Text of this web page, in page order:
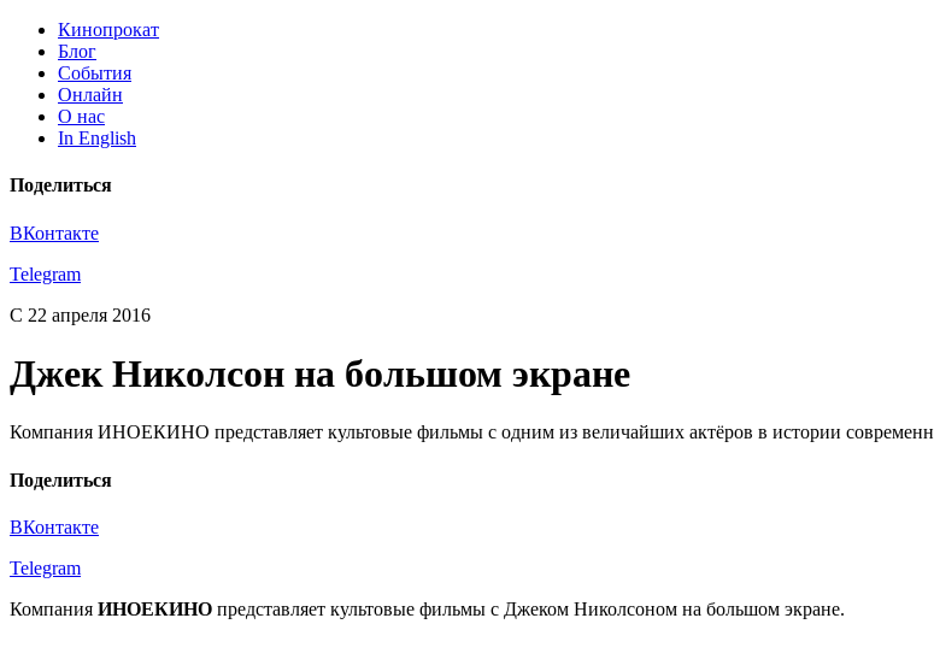
Кинопрокат
Блог
События
Онлайн
О нас
In English
Поделиться
ВКонтакте
Telegram
С 22 апреля 2016
Джек Николсон на большом экране
Компания ИНОЕКИНО представляет культовые фильмы с одним из величайших актёров в истории
Поделиться
ВКонтакте
Telegram
Компания ИНОЕКИНО представляет культовые фильмы с Джеком Николсоном на большом экране.